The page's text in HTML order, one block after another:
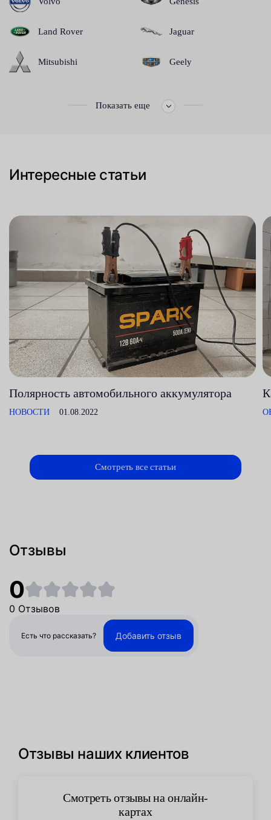
Land Rover
Mitsubishi
Jaguar
Geely
Показать еще
Интересные статьи
Полярность автомобильного аккумулятора
НОВОСТИ 01.08.2022
Смотреть все статьи
Отзывы
0
0 Отзывов
Есть что рассказать? Добавить отзыв
Отзывы наших клиентов
Смотреть отзывы на онлайн-
картах